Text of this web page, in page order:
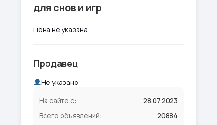
для снов и игр
Цена не указана
Продавец
Не указано
На сайте с:
28.07.2023
Всего объявлений:
20884